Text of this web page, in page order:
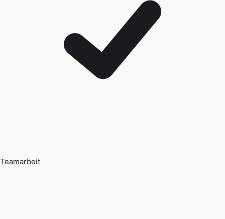
Teamarbeit